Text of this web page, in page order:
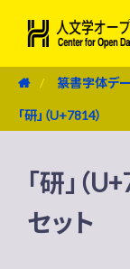
篆書字体デ
「研」（U+7814）
「研」（
セット